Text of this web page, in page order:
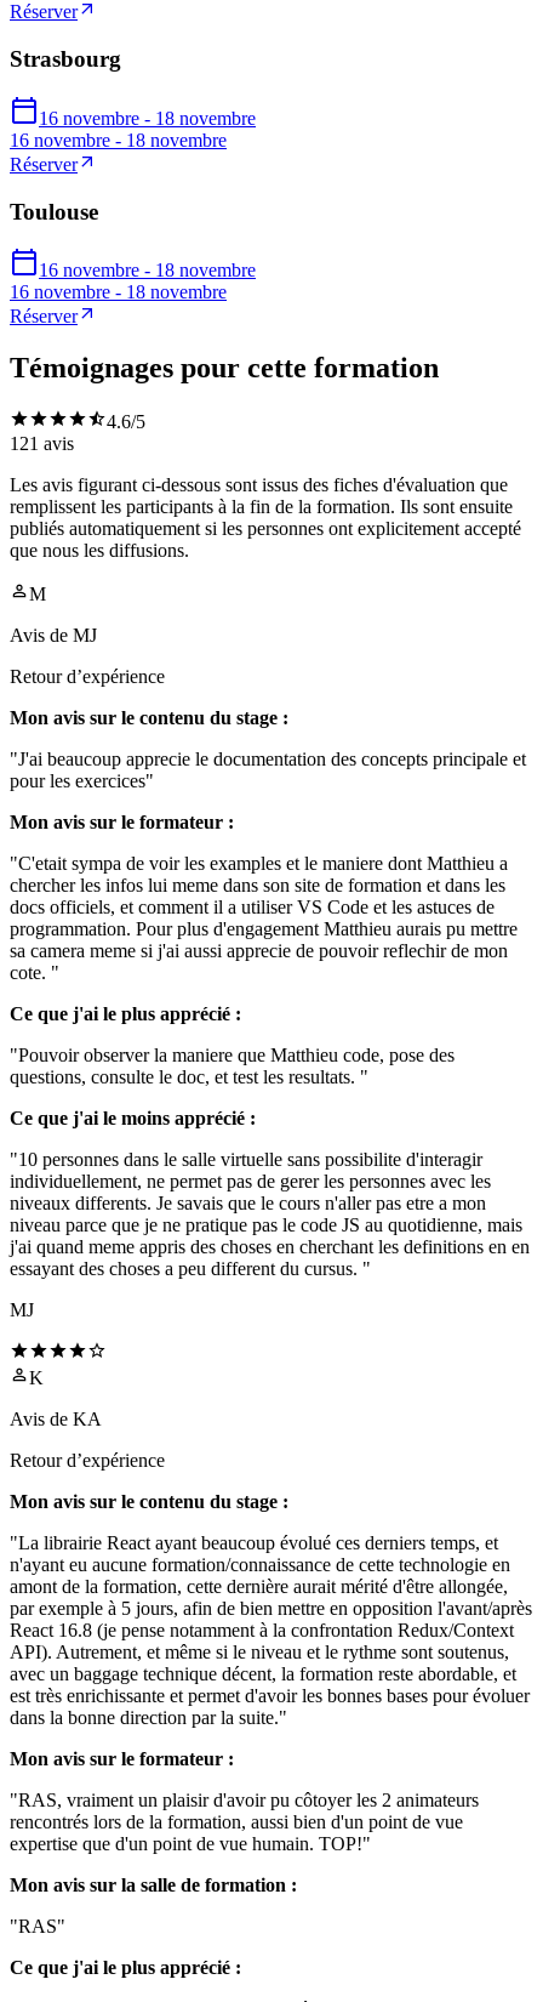
Réserver
Strasbourg
16 novembre - 18 novembre
16 novembre - 18 novembre
Réserver
Toulouse
16 novembre - 18 novembre
16 novembre - 18 novembre
Réserver
Témoignages pour cette formation
4.6/5
121 avis
Les avis figurant ci-dessous sont issus des fiches d'évaluation que
remplissent les participants à la fin de la formation. Ils sont ensuite
publiés automatiquement si les personnes ont explicitement accepté
que nous les diffusions.
M
Avis de MJ
Retour d’expérience
Mon avis sur le contenu du stage :
"J'ai beaucoup apprecie le documentation des concepts principale et
pour les exercices"
Mon avis sur le formateur :
"C'etait sympa de voir les examples et le maniere dont Matthieu a
chercher les infos lui meme dans son site de formation et dans les
docs officiels, et comment il a utiliser VS Code et les astuces de
programmation. Pour plus d'engagement Matthieu aurais pu mettre
sa camera meme si j'ai aussi apprecie de pouvoir reflechir de mon
cote. "
Ce que j'ai le plus apprécié :
"Pouvoir observer la maniere que Matthieu code, pose des
questions, consulte le doc, et test les resultats. "
Ce que j'ai le moins apprécié :
"10 personnes dans le salle virtuelle sans possibilite d'interagir
individuellement, ne permet pas de gerer les personnes avec les
niveaux differents. Je savais que le cours n'aller pas etre a mon
niveau parce que je ne pratique pas le code JS au quotidienne, mais
j'ai quand meme appris des choses en cherchant les definitions en en
essayant des choses a peu different du cursus. "
MJ
K
Avis de KA
Retour d’expérience
Mon avis sur le contenu du stage :
"La librairie React ayant beaucoup évolué ces derniers temps, et
n'ayant eu aucune formation/connaissance de cette technologie en
amont de la formation, cette dernière aurait mérité d'être allongée,
par exemple à 5 jours, afin de bien mettre en opposition l'avant/après
React 16.8 (je pense notamment à la confrontation Redux/Context
API). Autrement, et même si le niveau et le rythme sont soutenus,
avec un baggage technique décent, la formation reste abordable, et
est très enrichissante et permet d'avoir les bonnes bases pour évoluer
dans la bonne direction par la suite."
Mon avis sur le formateur :
"RAS, vraiment un plaisir d'avoir pu côtoyer les 2 animateurs
rencontrés lors de la formation, aussi bien d'un point de vue
expertise que d'un point de vue humain. TOP!"
Mon avis sur la salle de formation :
"RAS"
Ce que j'ai le plus apprécié :